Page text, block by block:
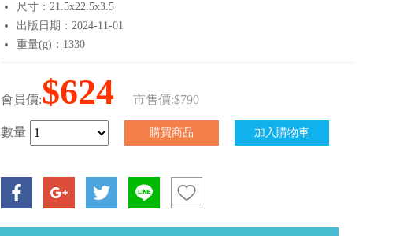
尺寸：21.5x22.5x3.5
出版日期：2024-11-01
重量(g)：1330
會員價:$624 市售價:$790
數量